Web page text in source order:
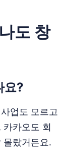
도 창
요?
업도 모르고
카오도 회
몰랐거든요.